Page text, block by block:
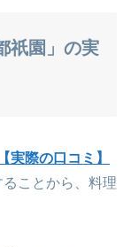
祇園」の実
実際の口コミ】
ことから、料理